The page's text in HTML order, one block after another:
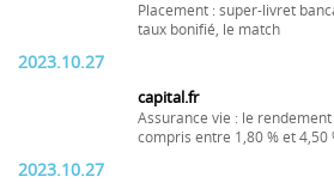
Placement : super-livret
taux bonifié, le match
2023.10.27
capital.fr
Assurance vie : le
compris entre 1,80 % et 4,50
2023.10.27